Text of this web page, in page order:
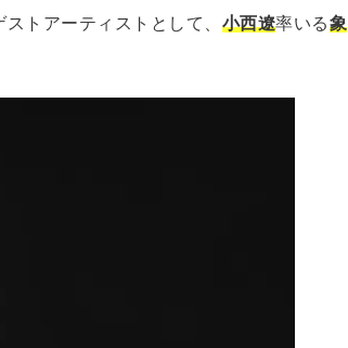
トアーティストとして、 小⻄遼率いる象